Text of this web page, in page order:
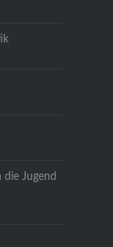
Jugend